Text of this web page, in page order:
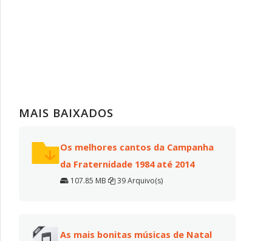
MAIS BAIXADOS
Os melhores cantos da Campanha
da Fraternidade 1984 até 2014
107.85 MB 39 Arquivo(s)
As mais bonitas músicas de Natal